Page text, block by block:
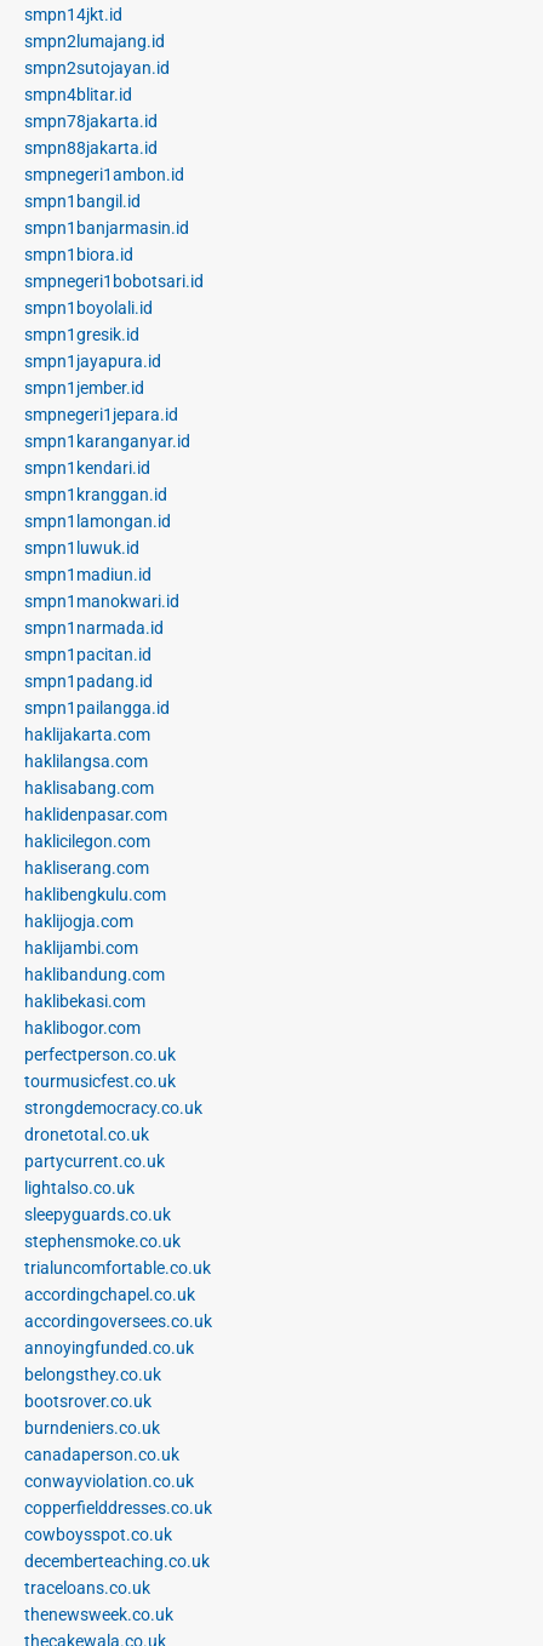
smpn14jkt.id
smpn2lumajang.id
smpn2sutojayan.id
smpn4blitar.id
smpn78jakarta.id
smpn88jakarta.id
smpnegeri1ambon.id
smpn1bangil.id
smpn1banjarmasin.id
smpn1biora.id
smpnegeri1bobotsari.id
smpn1boyolali.id
smpn1gresik.id
smpn1jayapura.id
smpn1jember.id
smpnegeri1jepara.id
smpn1karanganyar.id
smpn1kendari.id
smpn1kranggan.id
smpn1lamongan.id
smpn1luwuk.id
smpn1madiun.id
smpn1manokwari.id
smpn1narmada.id
smpn1pacitan.id
smpn1padang.id
smpn1pailangga.id
haklijakarta.com
haklilangsa.com
haklisabang.com
haklidenpasar.com
haklicilegon.com
hakliserang.com
haklibengkulu.com
haklijogja.com
haklijambi.com
haklibandung.com
haklibekasi.com
haklibogor.com
perfectperson.co.uk
tourmusicfest.co.uk
strongdemocracy.co.uk
dronetotal.co.uk
partycurrent.co.uk
lightalso.co.uk
sleepyguards.co.uk
stephensmoke.co.uk
trialuncomfortable.co.uk
accordingchapel.co.uk
accordingoversees.co.uk
annoyingfunded.co.uk
belongsthey.co.uk
bootsrover.co.uk
burndeniers.co.uk
canadaperson.co.uk
conwayviolation.co.uk
copperfielddresses.co.uk
cowboysspot.co.uk
decemberteaching.co.uk
traceloans.co.uk
thenewsweek.co.uk
thecakewala.co.uk